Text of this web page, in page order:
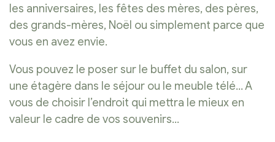
les anniversaires, les fêtes des mères, des pères,
des grands-mères, Noël ou simplement parce que
vous en avez envie.
Vous pouvez le poser sur le buffet du salon, sur
une étagère dans le séjour ou le meuble télé… A
vous de choisir l’endroit qui mettra le mieux en
valeur le cadre de vos souvenirs…